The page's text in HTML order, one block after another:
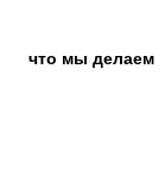
что мы делаем